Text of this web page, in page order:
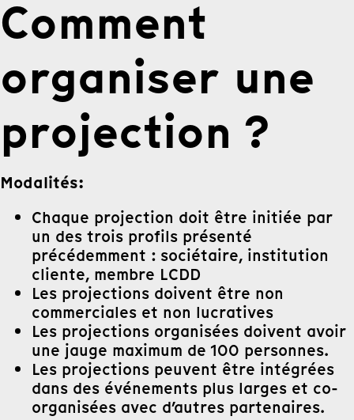
Comment
organiser une
projection ?
Modalités:
Chaque projection doit être initiée par
un des trois profils présenté
précédemment : sociétaire, institution
cliente, membre LCDD
Les projections doivent être non
commerciales et non lucratives
Les projections organisées doivent avoir
une jauge maximum de 100 personnes.
Les projections peuvent être intégrées
dans des événements plus larges et co-
organisées avec d’autres partenaires.